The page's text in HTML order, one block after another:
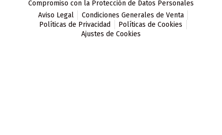
Compromiso con la Protección de Datos Personales
Aviso Legal
Condiciones Generales de Venta
Políticas de Privacidad
Políticas de Cookies
Ajustes de Cookies